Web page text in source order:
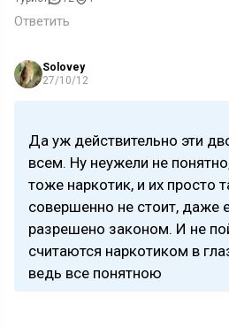
Ответить
Solovey
27/10/12
Да уж действительно эти
всем. Ну неужели не
тоже наркотик, и их просто
совершенно не стоит, даже
разрешено законом. И не
считаются наркотиком в
ведь все понятною